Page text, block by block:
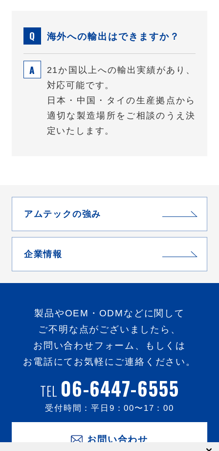
海外への輸出はできますか？
21か国以上への輸出実績があり、
対応可能です。
日本・中国・タイの生産拠点から
適切な製造場所をご相談のうえ決
定いたします。
アムテックの強み
企業情報
製品やOEM・ODMなどに関して
ご不明な点がございましたら、
お問い合わせフォーム、もしくは
お電話にてお気軽にご連絡ください。
TEL 06-6447-6555
受付時間：平日 9：00〜 17：00
お問い合わせ